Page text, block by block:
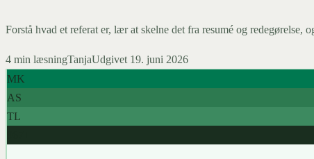
Forstå hvad et referat er, lær at skelne det fra resumé og
4 min læsningTanjaUdgivet 19. juni 2026
MK
AS
TL